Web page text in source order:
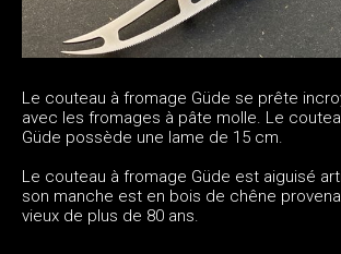
Le couteau à fromage Güde se prête
avec les fromages à pâte molle. Le
Güde possède une lame de 15 cm.
Le couteau à fromage Güde est aiguisé
son manche est en bois de chêne
vieux de plus de 80 ans.